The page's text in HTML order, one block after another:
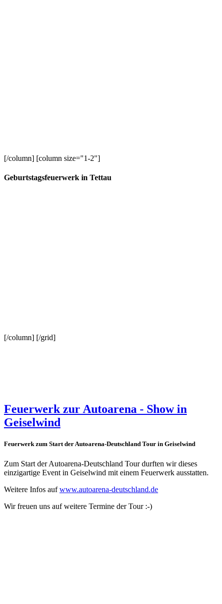
[/column] [column size="1-2"]
Geburtstagsfeuerwerk in Tettau
[/column] [/grid]
Feuerwerk zur Autoarena - Show in
Geiselwind
Feuerwerk zum Start der Autoarena-Deutschland Tour in Geiselwind
Zum Start der Autoarena-Deutschland Tour durften wir dieses
einzigartige Event in Geiselwind mit einem Feuerwerk ausstatten.
Weitere Infos aufwww.autoarena-deutschland.de
Wir freuen uns auf weitere Termine der Tour :-)